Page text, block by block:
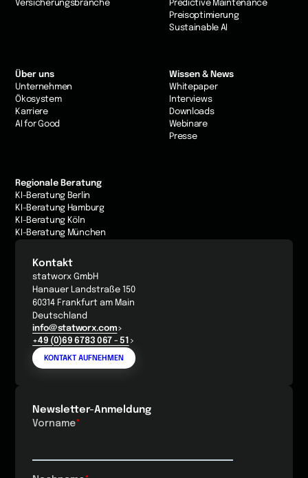
Versicherungsbranche
Predictive Maintenance
Preisoptimierung
Sustainable AI
Über uns
Unternehmen
Ökosystem
Karriere
AI for Good
Wissen & News
Whitepaper
Interviews
Downloads
Webinare
Presse
Regionale Beratung
KI-Beratung Berlin
KI-Beratung Hamburg
KI-Beratung Köln
KI-Beratung München
Kontakt
statworx GmbH
Hanauer Landstraße 150
60314 Frankfurt am Main
Deutschland
info@statworx.com
+49 (0)69 6783 067 - 51
KONTAKT AUFNEHMEN
Newsletter-Anmeldung